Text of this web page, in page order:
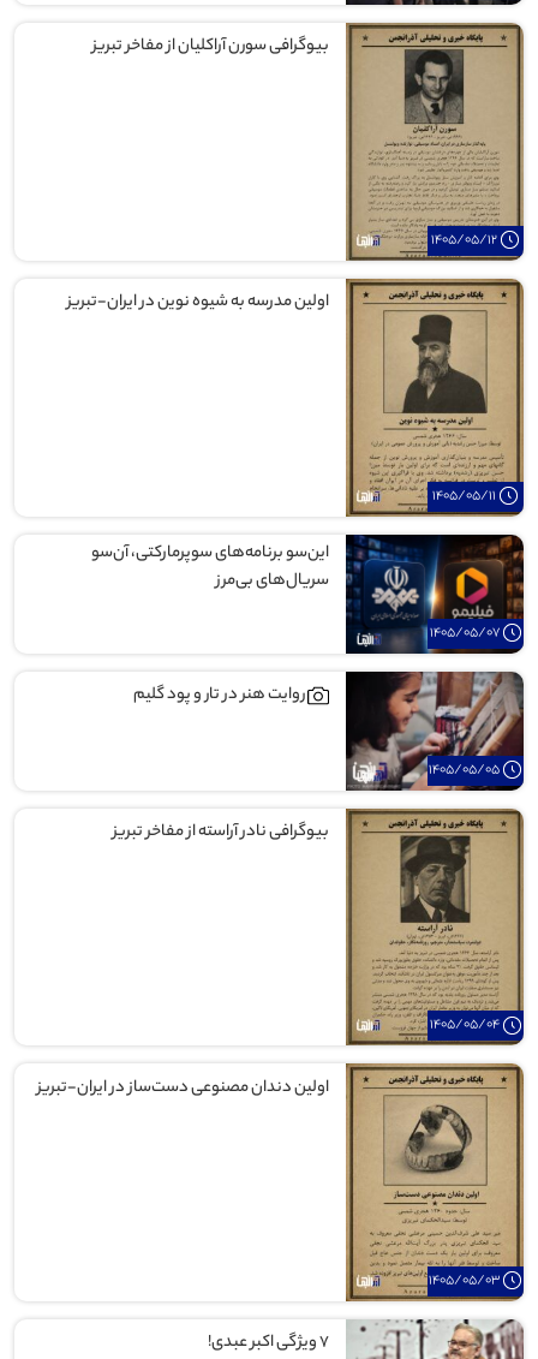
1405/05/12
بیوگرافی سورن آراکلیان از مفاخر تبریز
1405/05/11
اولین مدرسه به شیوه نوین در ایران-تبریز
1405/05/07
این‌سو برنامه‌های سوپرمارکتی، آن‌سو
سریال‌های بی‌مرز
1405/05/05
روایت هنر در تار و پود گلیم
1405/05/04
بیوگرافی نادر آراسته از مفاخر تبریز
1405/05/03
اولین دندان مصنوعی دست‌ساز در ایران-تبریز
۷ ویژگی اکبر عبدی!